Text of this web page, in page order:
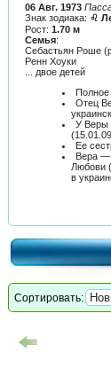
06 Авг. 1973
Знак зодиака: ♌
Рост: 1.70 м
Семья:
Себастьян Роше
Ренн Хоуки
... двое детей
Отец
У Веры
Ее
Вера —
Любови
в
Сортировать: